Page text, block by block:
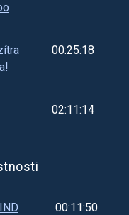
00:25:18
02:11:14
00:11:50